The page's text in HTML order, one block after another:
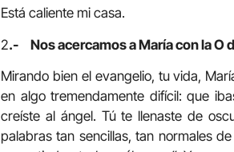
Está caliente mi casa.
2.- Nos acercamos a María con la O
Mirando bien el evangelio, tu vida,
en algo tremendamente difícil: que
creíste al ángel. Tú te llenaste de
palabras tan sencillas, tan normales